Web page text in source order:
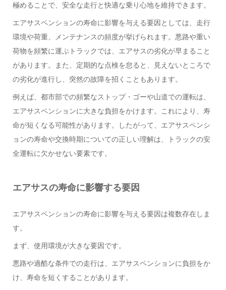
極めることで、安全な走行と快適な乗り心地を維持できます。
エアサスペンションの寿命に影響を与える要因としては、走行
環境や荷重、メンテナンスの頻度が挙げられます。悪路や重い
荷物を頻繁に運ぶトラックでは、エアサスの劣化が早まること
があります。また、定期的な点検を怠ると、見えないところで
の劣化が進行し、突然の故障を招くこともあります。
例えば、都市部での頻繁なストップ・ゴーや山道での運転は、
エアサスペンションに大きな負担をかけます。これにより、寿
命が短くなる可能性があります。したがって、エアサスペンシ
ョンの寿命や交換時期についての正しい理解は、トラックの安
全運転に欠かせない要素です。
エアサスの寿命に影響する要因
エアサスペンションの寿命に影響を与える要因は複数存在しま
す。
まず、使用環境が大きな要因です。
悪路や過酷な条件での走行は、エアサスペンションに負担をか
け、寿命を短くすることがあります。